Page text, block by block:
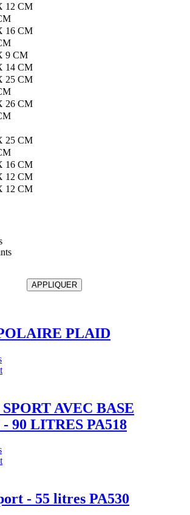
12 CM
16 CM
9 CM
14 CM
25 CM
26 CM
25 CM
16 CM
12 CM
12 CM
APPLIQUER
PLAID
AVEC BASE
90 LITRES PA518
- 55 litres PA530